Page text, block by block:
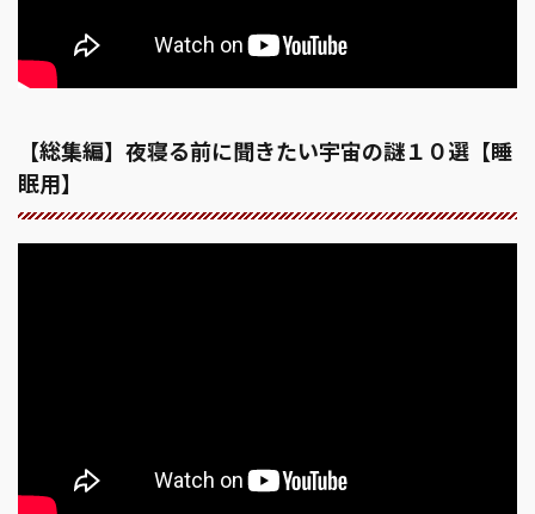
【総集編】夜寝る前に聞きたい宇宙の謎１０選【睡
眠用】